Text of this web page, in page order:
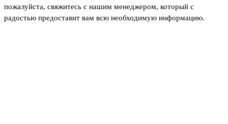
пожалуйста, свяжитесь с нашим менеджером, который с
радостью предоставит вам всю необходимую информацию.